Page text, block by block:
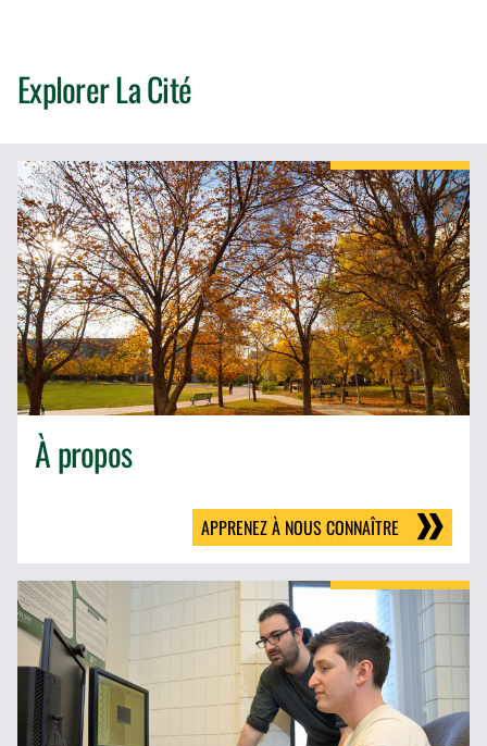
Explorer La Cité
À propos
APPRENEZ À NOUS CONNAÎTRE